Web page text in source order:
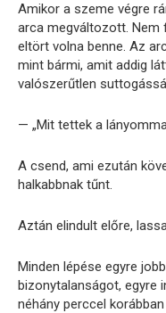
Amikor a szeme végre
arca megváltozott. Nem
eltört volna benne. Az
mint bármi, amit addig
valószerűtlen
— „Mit tettek a
A csend, ami ezután
halkabbnak tűnt.
Aztán elindult előre,
Minden lépése egyre
bizonytalanságot, egyre
néhány perccel